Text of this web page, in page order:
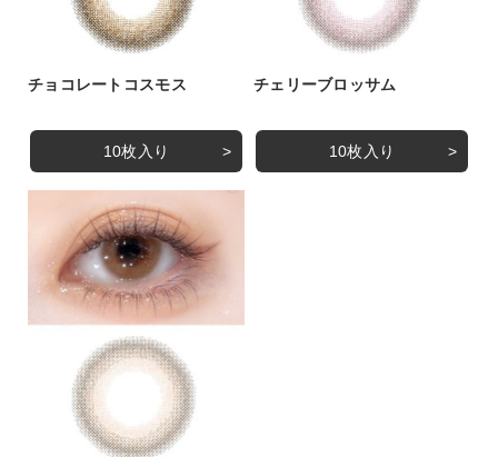
チョコレートコスモス
10枚入り
チェリーブロッサム
10枚入り